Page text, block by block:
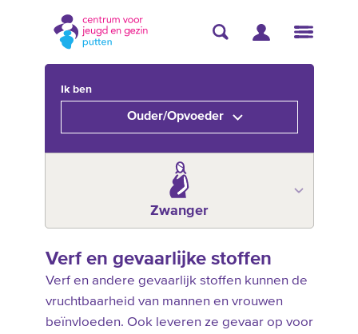
Ik ben
Ouder/Opvoeder
Zwanger
Verf en gevaarlijke stoffen
Verf en andere gevaarlijk stoffen kunnen de
vruchtbaarheid van mannen en vrouwen
beïnvloeden. Ook leveren ze gevaar op voor